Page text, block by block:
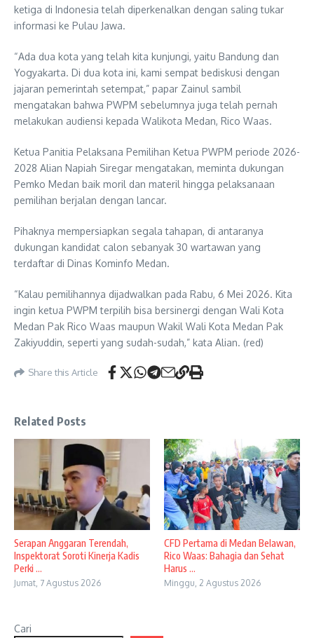
ketiga di Indonesia telah diperkenalkan dengan saling tukar
informasi ke Pulau Jawa.
“Ada dua kota yang telah kita kunjungi, yaitu Bandung dan
Yogyakarta. Di dua kota ini, kami sempat bediskusi dengan
jajaran pemerintah setempat,” papar Zainul sambil
mengatakan bahwa PWPM sebelumnya juga telah pernah
melakukan audiensi kepada Walikota Medan, Rico Waas.
Ketua Panitia Pelaksana Pemilihan Ketua PWPM periode 2026-
2028 Alian Napiah Siregar mengatakan, meminta dukungan
Pemko Medan baik moril dan materil hingga pelaksanaan
pemilihan berjalan dengan lancar.
Pihaknya mempersiapkan segala tahapan, di antaranya
dukungan kandidat calon sebanyak 30 wartawan yang
terdaftar di Dinas Kominfo Medan.
“Kalau pemilihannya dijadwalkan pada Rabu, 6 Mei 2026. Kita
ingin ketua PWPM terpilih bisa bersinergi dengan Wali Kota
Medan Pak Rico Waas maupun Wakil Wali Kota Medan Pak
Zakiyuddin, seperti yang sudah-sudah,” kata Alian. (red)
Share this Article
Related Posts
Serapan Anggaran Terendah,
Inspektorat Soroti Kinerja Kadis
Perki ...
Jumat, 7 Agustus 2026
CFD Pertama di Medan Belawan,
Rico Waas: Bahagia dan Sehat
Harus ...
Minggu, 2 Agustus 2026
Cari